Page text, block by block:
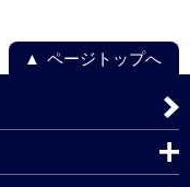
ページトップへ